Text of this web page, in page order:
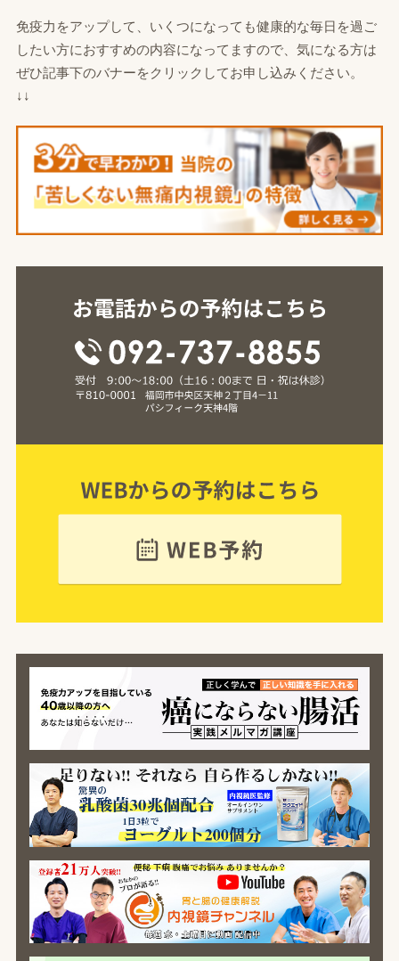
免疫力をアップして、いくつになっても健康的な毎日を過ご
したい方におすすめの内容になってますので、気になる方は
ぜひ記事下のバナーをクリックしてお申し込みください。
↓↓